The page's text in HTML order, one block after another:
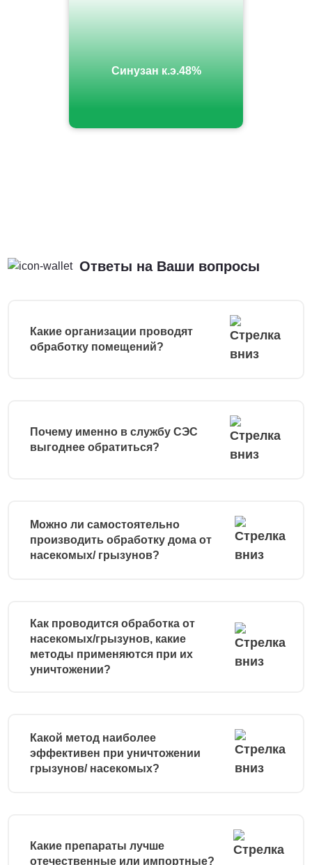
Синузан к.э.48%
Ответы на Ваши вопросы
Какие организации проводят
обработку помещений?
Почему именно в службу СЭС
выгоднее обратиться?
Можно ли самостоятельно
производить обработку дома от
насекомых/ грызунов?
Как проводится обработка от
насекомых/грызунов, какие
методы применяются при их
уничтожении?
Какой метод наиболее
эффективен при уничтожении
грызунов/ насекомых?
Какие препараты лучше
отечественные или импортные?